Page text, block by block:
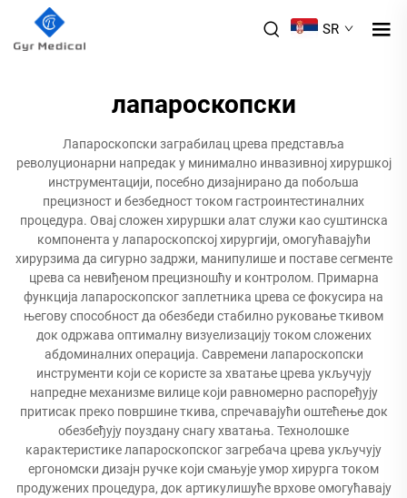
SR
лапароскопски
Лапароскопски заграбилац црева представља
револуционарни напредак у минимално инвазивној хируршкој
инструментацији, посебно дизајнирано да побољша
прецизност и безбедност током гастроинтестиналних
процедура. Овај сложен хируршки алат служи као суштинска
компонента у лапароскопској хирургији, омогућавајући
хирурзима да сигурно задржи, манипулише и поставе сегменте
црева са невиђеном прецизношћу и контролом. Примарна
функција лапароскопског заплетника црева се фокусира на
његову способност да обезбеди стабилно руковање ткивом
док одржава оптималну визуелизацију током сложених
абдоминалних операција. Савремени лапароскопски
инструменти који се користе за хватање црева укључују
напредне механизме вилице који равномерно распоређују
притисак преко површине ткива, спречавајући оштећење док
обезбеђују поуздану снагу хватања. Технолошке
карактеристике лапароскопског загребача црева укључују
ергономски дизајн ручке који смањује умор хирурга током
продужених процедура, док артикулишуће врхове омогућавају